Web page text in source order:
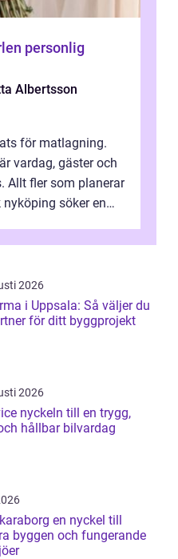
Albertsson
för matlagning.
vardag, gäster och
Allt fler som planerar
söker en
2026
i Uppsala: Så väljer du
för ditt byggprojekt
2026
trygg,
hållbar bilvardag
en nyckel till
byggen och fungerande